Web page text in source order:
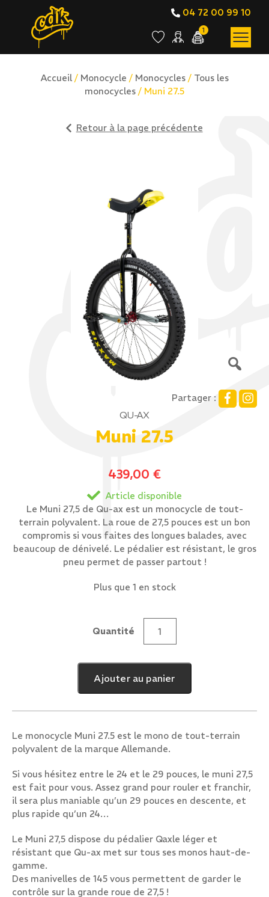
04 72 00 99 10
1
Accueil/ Monocycle / Monocycles/ Tous les
monocycles / Muni 27.5
Retour à la page précédente
Partager :
QU-AX
Muni 27.5
439,00 €
Article disponible
Le Muni 27,5 de Qu-ax est un monocycle de tout-
terrain polyvalent. La roue de 27,5 pouces est un bon
compromis si vous faites des longues balades, avec
beaucoup de dénivelé. Le pédalier est résistant, le gros
pneu permet de passer partout !
Plus que 1 en stock
Quantitéquantité
Muni
27.5
Ajouter au panier
Le monocycle Muni 27.5 est le mono de tout-terrain
polyvalent de la marque Allemande.
Si vous hésitez entre le 24 et le 29 pouces, le muni 27,5
est fait pour vous. Assez grand pour rouler et franchir,
il sera plus maniable qu’un 29 pouces en descente, et
plus rapide qu’un 24…
Le Muni 27,5 dispose du pédalier Qaxle léger et
résistant que Qu-ax met sur tous ses monos haut-de-
gamme.
Des manivelles de 145 vous permettent de garder le
contrôle sur la grande roue de 27,5 !